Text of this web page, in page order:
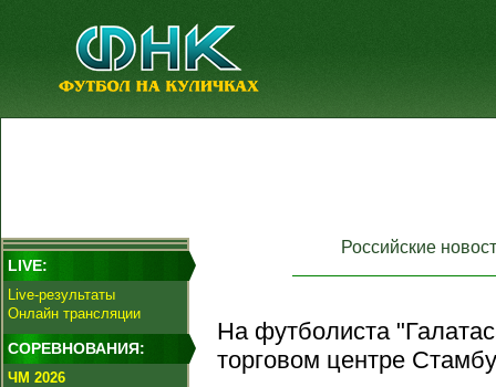
LIVE:
Live-результаты
Онлайн трансляции
СОРЕВНОВАНИЯ:
ЧМ 2026
Российские
На футболиста
торговом центре